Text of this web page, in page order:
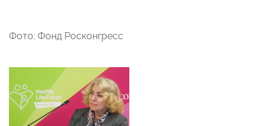
Фото: Фонд Росконгресс